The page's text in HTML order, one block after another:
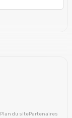
Plan du sitePartenaires